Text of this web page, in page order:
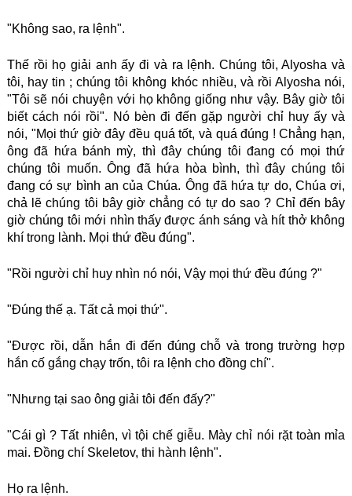
"Không sao, ra lệnh".
Thế rồi họ giải anh ấy đi và ra lệnh. Chúng tôi, Alyosha và
tôi, hay tin ; chúng tôi không khóc nhiều, và rồi Alyosha nói,
"Tôi sẽ nói chuyện với họ không giống như vậy. Bây giờ tôi
biết cách nói rồi". Nó bèn đi đến gặp người chỉ huy ấy và
nói, "Mọi thứ giờ đây đều quá tốt, và quá đúng ! Chẳng hạn,
ông đã hứa bánh mỳ, thì đây chúng tôi đang có mọi thứ
chúng tôi muốn. Ông đã hứa hòa bình, thì đây chúng tôi
đang có sự bình an của Chúa. Ông đã hứa tự do, Chúa ơi,
chả lẽ chúng tôi bây giờ chẳng có tự do sao ? Chỉ đến bây
giờ chúng tôi mới nhìn thấy được ánh sáng và hít thở không
khí trong lành. Mọi thứ đều đúng".
"Rồi người chỉ huy nhìn nó nói, Vậy mọi thứ đều đúng ?"
"Đúng thế ạ. Tất cả mọi thứ".
"Được rồi, dẫn hắn đi đến đúng chỗ và trong trường hợp
hắn cố gắng chạy trốn, tôi ra lệnh cho đồng chí".
"Nhưng tại sao ông giải tôi đến đấy?"
"Cái gì ? Tất nhiên, vì tội chế giễu. Mày chỉ nói rặt toàn mỉa
mai. Đồng chí Skeletov, thi hành lệnh".
Họ ra lệnh.